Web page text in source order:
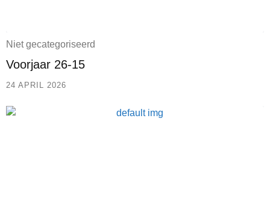
Niet gecategoriseerd
Voorjaar 26-15
24 APRIL 2026